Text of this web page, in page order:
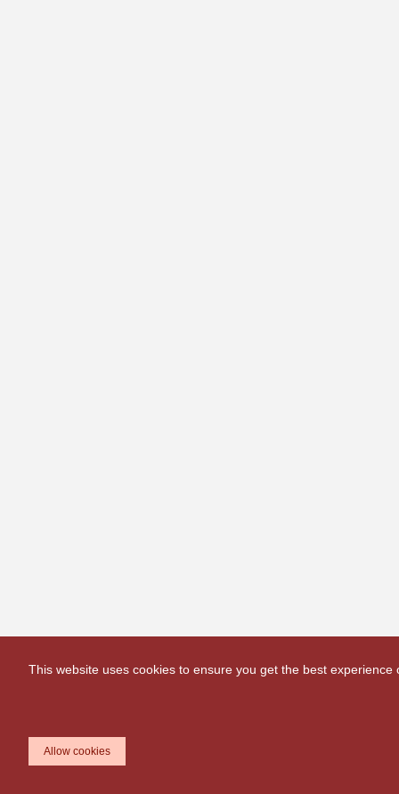
This website uses cookies to ensure you get the best
Allow cookies